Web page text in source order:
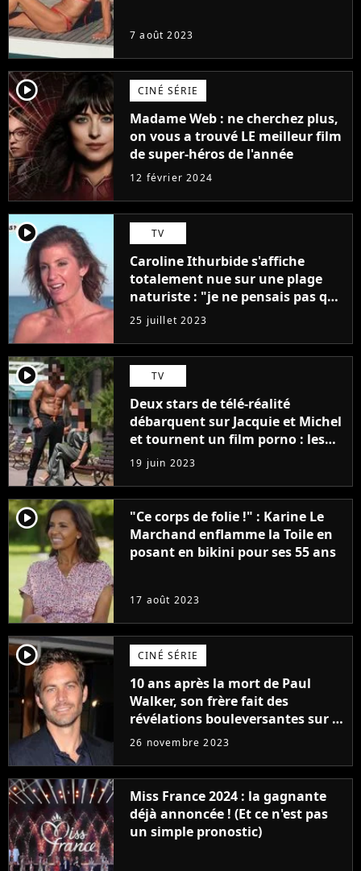
7 août 2023
player2 CINÉ SÉRIE
Madame Web : ne cherchez plus,
on vous a trouvé LE meilleur film
de super-héros de l'année
12 février 2024
player2 TV
Caroline Ithurbide s'affiche
totalement nue sur une plage
naturiste : "je ne pensais pas que
j'arriverais à le faire..."
25 juillet 2023
player2 TV
Deux stars de télé-réalité
débarquent sur Jacquie et Michel
et tournent un film porno : les
premières images du tournage
(exclu)
19 juin 2023
player2
"Ce corps de folie !" : Karine Le
Marchand enflamme la Toile en
posant en bikini pour ses 55 ans
17 août 2023
player2 CINÉ SÉRIE
10 ans après la mort de Paul
Walker, son frère fait des
révélations bouleversantes sur la
réaction des acteurs de Fast and
26 novembre 2023
Miss France 2024 : la gagnante
déjà annoncée ! (Et ce n'est pas
un simple pronostic)